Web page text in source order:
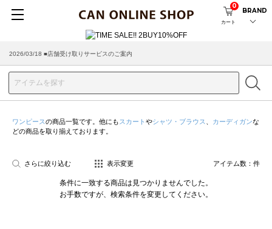
カート
0
BRAND
2026/03/18 ■店舗受け取りサービスのご案内
ワンピースの商品一覧です。他にも スカート やシャツ・ブラウス カーディガンな
どの商品を取り揃えております。
さらに絞り込む 表示変更 アイテム数： 件
条件に一致する商品は見つかりませんでした。
お手数ですが、検索条件を変更してください。